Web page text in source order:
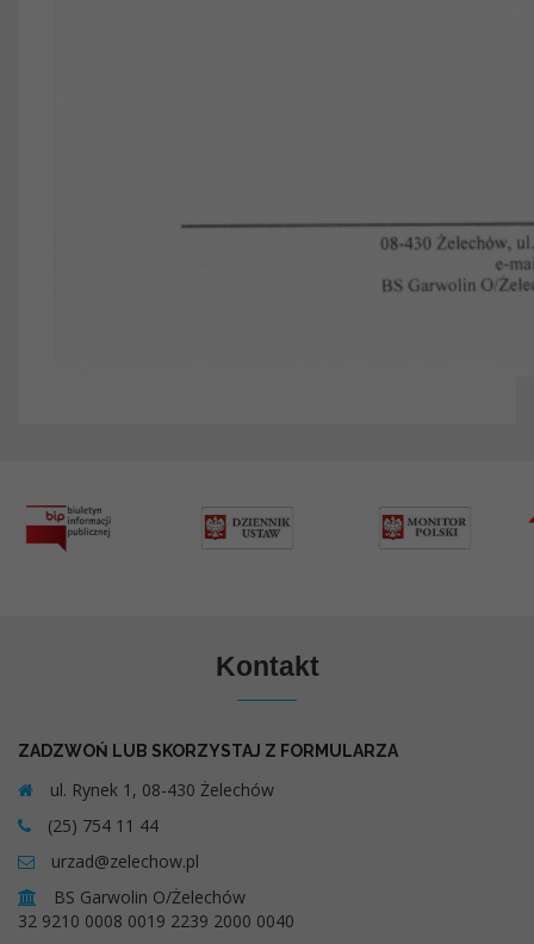
Kontakt
ZADZWOŃ LUB SKORZYSTAJ Z FORMULARZA
ul. Rynek 1, 08-430 Żelechów
(25) 754 11 44
urzad@zelechow.pl
BS Garwolin O/Żelechów
32 9210 0008 0019 2239 2000 0040